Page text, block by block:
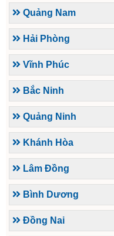
Quảng Nam
Hải Phòng
Vĩnh Phúc
Bắc Ninh
Quảng Ninh
Khánh Hòa
Lâm Đồng
Bình Dương
Đồng Nai